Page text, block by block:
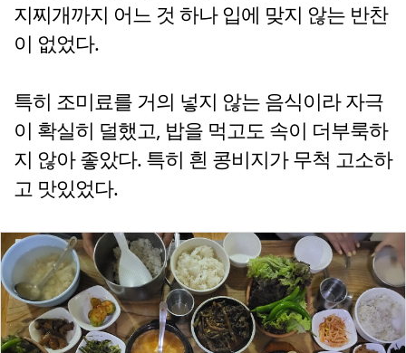
지찌개까지 어느 것 하나 입에 맞지 않는 반찬
이 없었다.
특히 조미료를 거의 넣지 않는 음식이라 자극
이 확실히 덜했고, 밥을 먹고도 속이 더부룩하
지 않아 좋았다. 특히 흰 콩비지가 무척 고소하
고 맛있었다.